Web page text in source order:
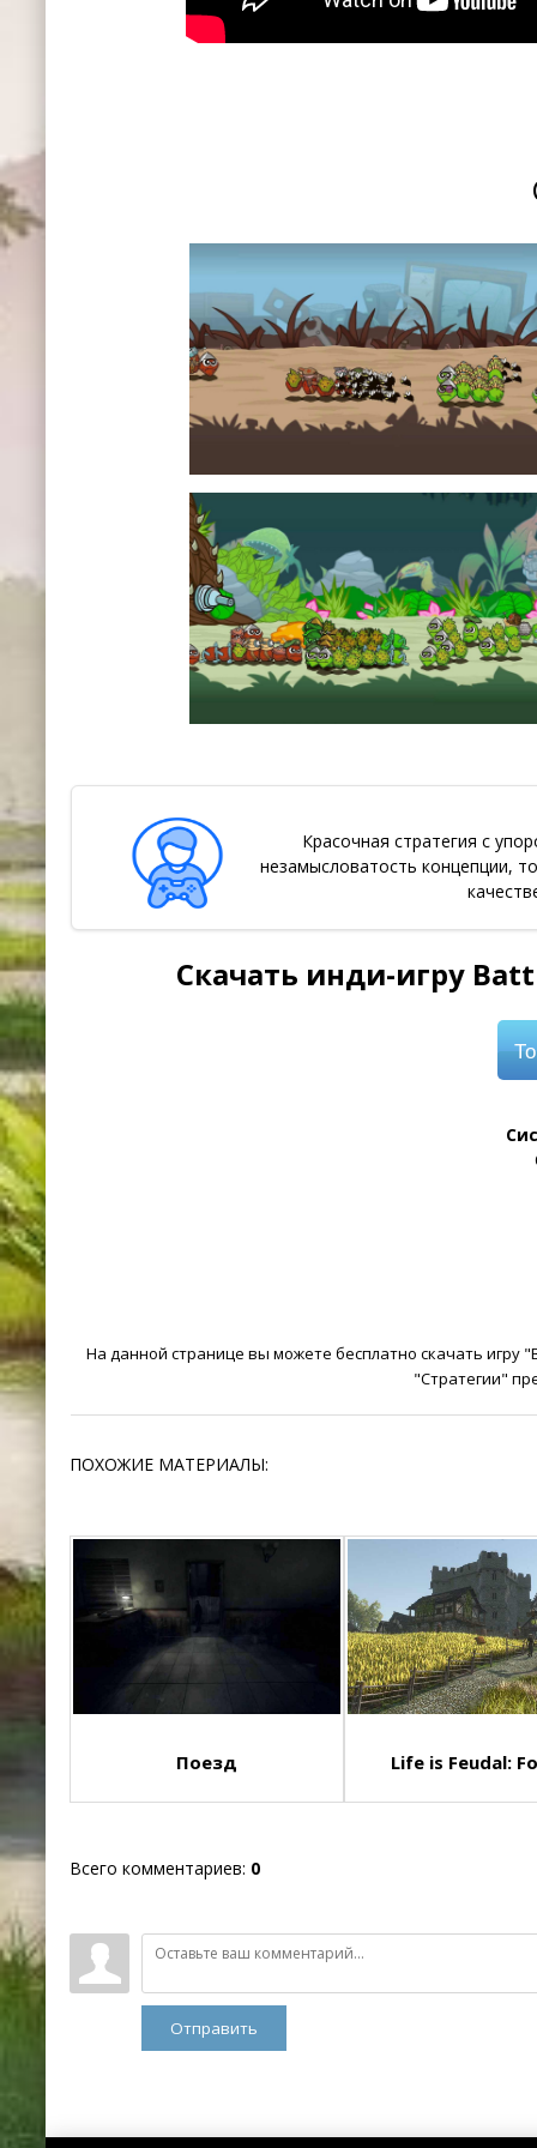
Красочная стратегия с
незамысловатость концепции,
Скачать инди-игру
На данной странице вы можете бесплатно скачать игру
"Стратегии"
ПОХОЖИЕ МАТЕРИАЛЫ:
Поезд Life is Feudal:
Всего комментариев: 0
Отправить